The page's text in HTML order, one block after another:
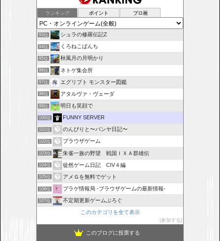
ランキング ポイント ブロ画
93位 シュラの修羅伝記Z
94位 くろねこぱんち
95位 秋風月の月明かり
96位 ネトゲ集会所
97位 エグリプト モンスター図鑑
98位 アタルヴァ・ヴェーダ
99位 明日も笑顔で
100位 FUNNY SERVER
101位 のんびりと〜パンヤ日記〜
102位 ブラウザゲーム
103位 朱雀一族の野望 戦国ＩＸＡ群雄伝
104位 徒然ゲーム日記 CIV４編
105位 アメＧを無料でゲット
106位 ブラゲ情報局 -ブラウザゲームの最新情報-
107位
不定期更新ゲームぶろぐ
このカテゴリを全て表示
参加する
このブログに投票する